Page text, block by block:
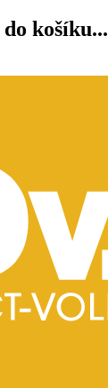
košíku...